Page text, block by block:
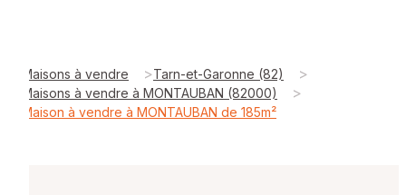
Maisons à vendre >Tarn-et-Garonne (82) >
Maisons à vendre à MONTAUBAN (82000) >
Maison à vendre à MONTAUBAN de 185m²